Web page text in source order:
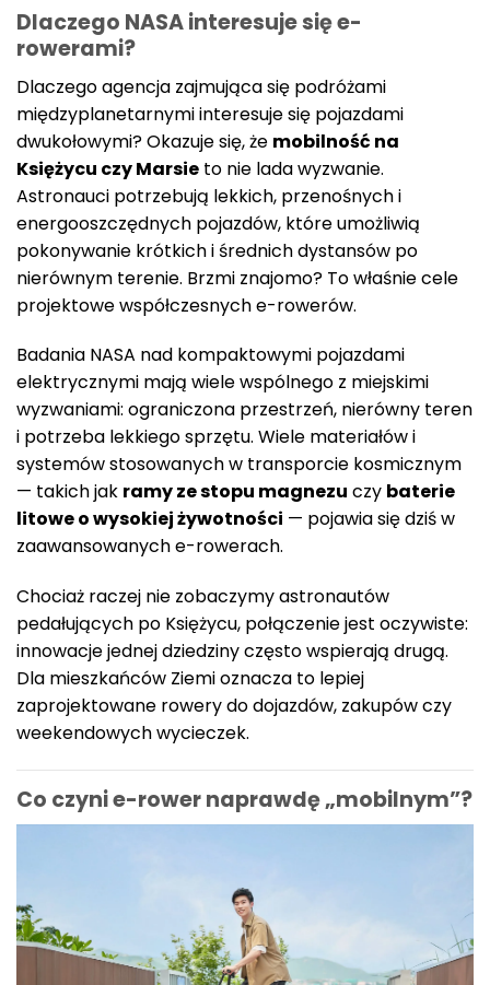
Dlaczego NASA interesuje się e-
rowerami?
Dlaczego agencja zajmująca się podróżami
międzyplanetarnymi interesuje się pojazdami
dwukołowymi? Okazuje się, że mobilność na
Księżycu czy Marsie to nie lada wyzwanie.
Astronauci potrzebują lekkich, przenośnych i
energooszczędnych pojazdów, które umożliwią
pokonywanie krótkich i średnich dystansów po
nierównym terenie. Brzmi znajomo? To właśnie cele
projektowe współczesnych e-rowerów.
Badania NASA nad kompaktowymi pojazdami
elektrycznymi mają wiele wspólnego z miejskimi
wyzwaniami: ograniczona przestrzeń, nierówny teren
i potrzeba lekkiego sprzętu. Wiele materiałów i
systemów stosowanych w transporcie kosmicznym
— takich jak ramy ze stopu magnezu czy baterie
litowe o wysokiej żywotności — pojawia się dziś w
zaawansowanych e-rowerach.
Chociaż raczej nie zobaczymy astronautów
pedałujących po Księżycu, połączenie jest oczywiste:
innowacje jednej dziedziny często wspierają drugą.
Dla mieszkańców Ziemi oznacza to lepiej
zaprojektowane rowery do dojazdów, zakupów czy
weekendowych wycieczek.
Co czyni e-rower naprawdę „mobilnym”?